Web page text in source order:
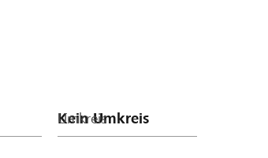
Umkreis